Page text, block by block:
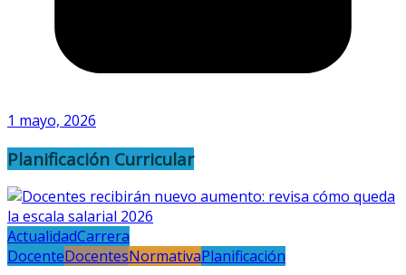
1 mayo, 2026
Planificación Curricular
ActualidadCarrera
DocenteDocentesNormativaPlanificación